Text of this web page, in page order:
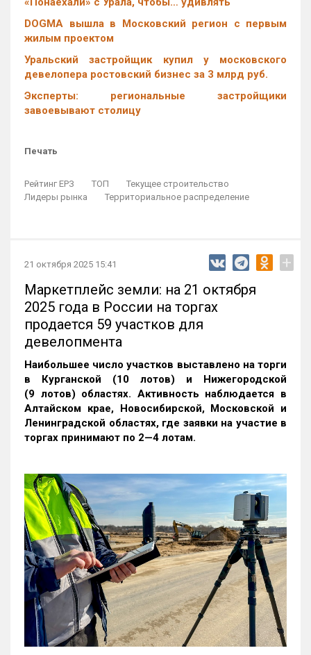
DOGMA вышла в Московский регион с первым
жилым проектом
Уральский застройщик купил у московского
девелопера ростовский бизнес за 3 млрд руб.
Эксперты: региональные застройщики
завоевывают столицу
Печать
Рейтинг ЕРЗ ТОП
Текущее строительство
Лидеры рынка
Территориальное распределение
21 октября 2025 15:41 +
Маркетплейс земли: на 21 октября
2025 года в России на торгах
продается 59 участков для
девелопмента
Наибольшее число участков выставлено на торги
в Курганской (10 лотов) и Нижегородской
(9 лотов) областях. Активность наблюдается в
Алтайском крае, Новосибирской, Московской и
Ленинградской областях, где заявки на участие в
торгах принимают по 2—4 лотам.